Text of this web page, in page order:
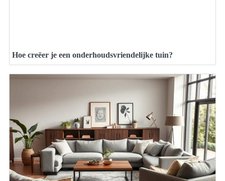
Hoe creëer je een onderhoudsvriendelijke tuin?